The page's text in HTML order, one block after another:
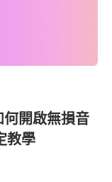
開啟無損音
教學